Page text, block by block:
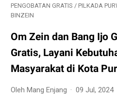
PENGOBATAN GRATIS / PILKADA
BINZEIN
Om Zein dan Bang Ijo
Gratis, Layani
Masyarakat di Kota
Oleh Mang Enjang 09 Jul, 2024